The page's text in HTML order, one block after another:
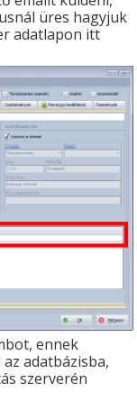
üres hagyjuk
adatlapon itt
ennek
adatbázisba,
szerverén